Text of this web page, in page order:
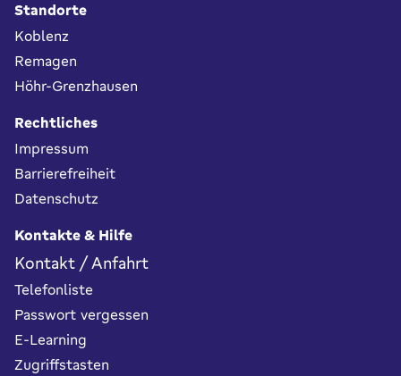
Standorte
Koblenz
Remagen
Höhr-Grenzhausen
Rechtliches
Impressum
Barrierefreiheit
Datenschutz
Kontakte & Hilfe
Kontakt / Anfahrt
Telefonliste
Passwort vergessen
E-Learning
Zugriffstasten